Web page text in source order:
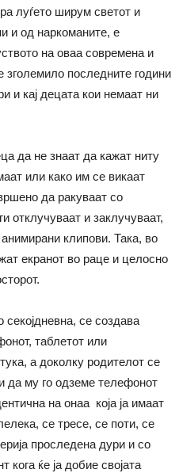
луѓето ширум светот и
и од наркоманите, е
на оваа современа и
последните години
и кај децата кои немаат ни
да не знаат да кажат ниту
или како им се викаат
да ракуваат со
отклучуваат и заклучуваат,
клипови. Така, во
екранот во раце и целосно
секојдневна, се создава
таблетот или
а доколку родителот се
да му го одземе телефонот
на онаа која ја имаат
се тресе, се поти, се
проследена дури и со
ќе ја добие својата